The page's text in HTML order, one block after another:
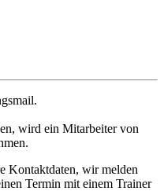
wird ein Mitarbeiter von
Kontaktdaten, wir melden
Termin mit einem Trainer